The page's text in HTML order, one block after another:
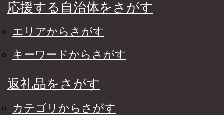
応援する自治体をさがす
エリアからさがす
キーワードからさがす
返礼品をさがす
カテゴリからさがす